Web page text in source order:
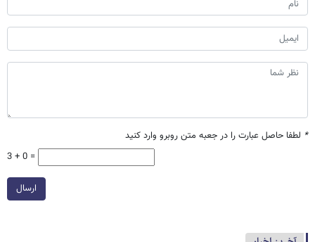
* لطفا حاصل عبارت را در جعبه متن روبرو وارد کنید
3 + 0 =
ارسال